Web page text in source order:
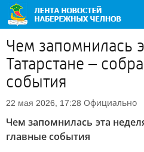
Чем запомнилась
Татарстане –
события
22 мая 2026, 17:28 Официально
Чем запомнилась эта
главные события